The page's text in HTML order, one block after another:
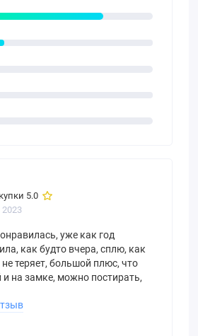
5.0
2023
уже как год
как будто вчера, сплю, как
теряет, большой плюс, что
на замке, можно постирать,